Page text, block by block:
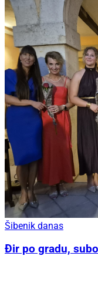
Šibenik danas
Đir po gradu,